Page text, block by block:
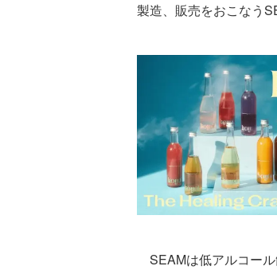
製造、販売をおこなう
SEAMは低アルコー